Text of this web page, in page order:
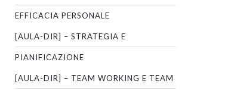
EFFICACIA PERSONALE
[AULA-DIR] – STRATEGIA E
PIANIFICAZIONE
[AULA-DIR] – TEAM WORKING E TEAM